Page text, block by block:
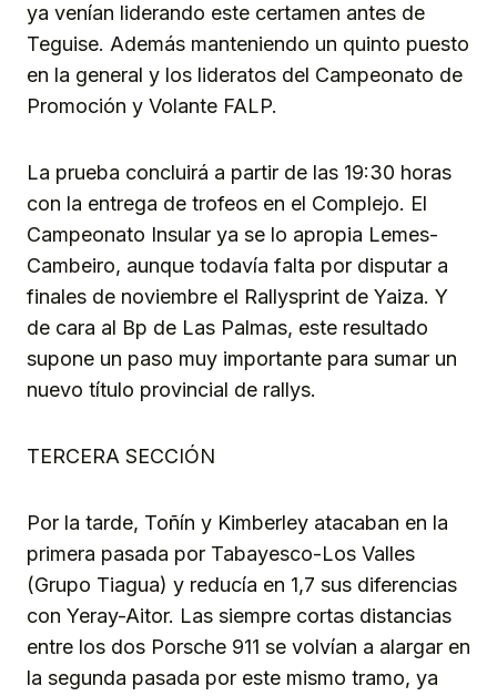
ya venían liderando este certamen antes de
Teguise. Además manteniendo un quinto puesto
en la general y los lideratos del Campeonato de
Promoción y Volante FALP.
La prueba concluirá a partir de las 19:30 horas
con la entrega de trofeos en el Complejo. El
Campeonato Insular ya se lo apropia Lemes-
Cambeiro, aunque todavía falta por disputar a
finales de noviembre el Rallysprint de Yaiza. Y
de cara al Bp de Las Palmas, este resultado
supone un paso muy importante para sumar un
nuevo título provincial de rallys.
TERCERA SECCIÓN
Por la tarde, Toñín y Kimberley atacaban en la
primera pasada por Tabayesco-Los Valles
(Grupo Tiagua) y reducía en 1,7 sus diferencias
con Yeray-Aitor. Las siempre cortas distancias
entre los dos Porsche 911 se volvían a alargar en
la segunda pasada por este mismo tramo, ya